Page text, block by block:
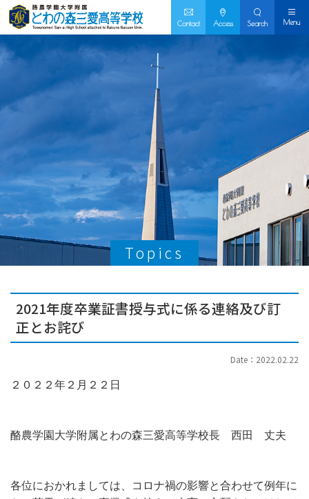
Contact Access Search Menu
Topics
2021年度卒業証書授与式に係る連絡及び訂
正とお詫び
Date：2022.02.22
２０２２年２月２２日
酪農学園大学附属とわの森三愛高等学校長 西田 丈夫
各位におかれましては、コロナ禍の影響と合わせて例年に